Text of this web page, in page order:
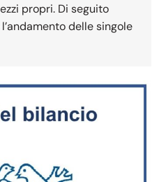
propri. Di seguito
delle singole